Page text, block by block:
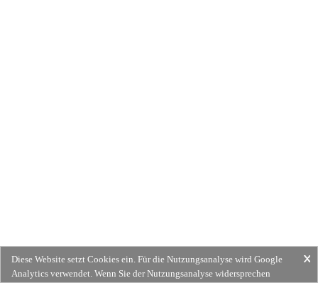
Diese Website setzt Cookies ein. Für die Nutzungsanalyse wird Google
Analytics verwendet. Wenn Sie der Nutzungsanalyse widersprechen